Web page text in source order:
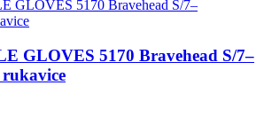
GLOVES 5170 Bravehead S/7–